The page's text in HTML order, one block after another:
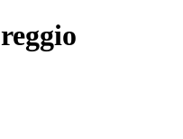
reggio